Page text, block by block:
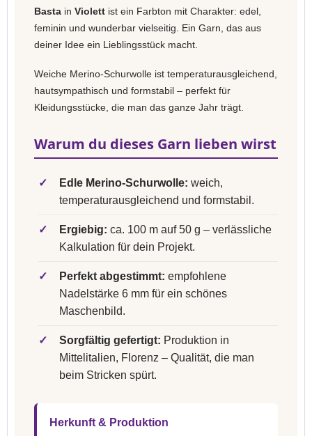
Basta in Violett ist ein Farbton mit Charakter: edel,
feminin und wunderbar vielseitig. Ein Garn, das aus
deiner Idee ein Lieblingsstück macht.
Weiche Merino-Schurwolle ist temperaturausgleichend,
hautsympathisch und formstabil – perfekt für
Kleidungsstücke, die man das ganze Jahr trägt.
Warum du dieses Garn lieben wirst
✓ Edle Merino-Schurwolle: weich,
temperaturausgleichend und formstabil.
✓ Ergiebig: ca. 100 m auf 50 g – verlässliche
Kalkulation für dein Projekt.
✓ Perfekt abgestimmt: empfohlene
Nadelstärke 6 mm für ein schönes
Maschenbild.
✓ Sorgfältig gefertigt: Produktion in
Mittelitalien, Florenz – Qualität, die man
beim Stricken spürt.
Herkunft & Produktion